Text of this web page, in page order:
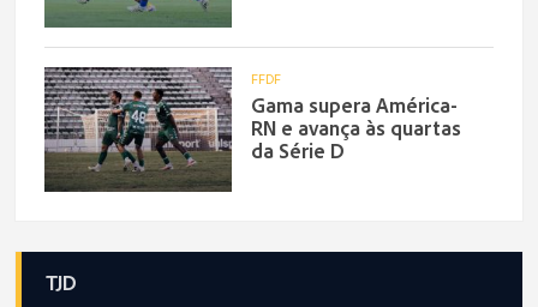
FFDF
Gama supera América-
RN e avança às quartas
da Série D
TJD